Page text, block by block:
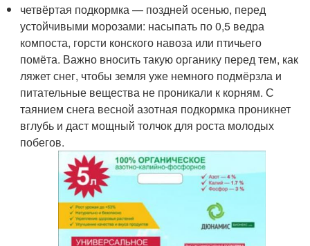
четвёртая подкормка — поздней осенью, перед
устойчивыми морозами: насыпать по 0,5 ведра
компоста, горсти конского навоза или птичьего
помёта. Важно вносить такую органику перед тем, как
ляжет снег, чтобы земля уже немного подмёрзла и
питательные вещества не проникали к корням. С
таянием снега весной азотная подкормка проникнет
вглубь и даст мощный толчок для роста молодых
побегов.